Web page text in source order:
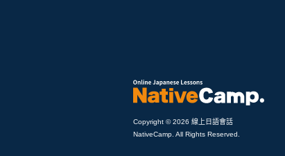
Copyright © 2026 線上日語會話
NativeCamp. All Rights Reserved.